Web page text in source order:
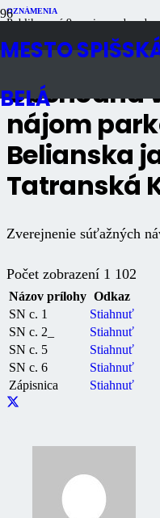
MESTO
BELÁ
OZNÁMENIA
Publikované9 mesiacov dozadu
Obchodná
nájom
Belianska
Tatranská
Zverejnenie súťažných
Počet zobrazení 1 102
Názov prílohy Odkaz
SN c. 1
Stiahnuť
SN c. 2_
Stiahnuť
SN c. 5
Stiahnuť
SN c. 6
Stiahnuť
Zápisnica
Stiahnuť